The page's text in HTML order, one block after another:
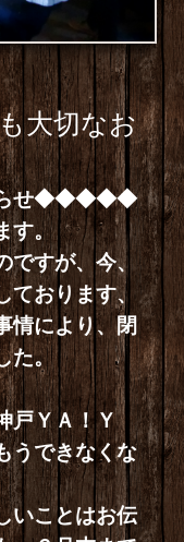
切なお
らせ◆◆◆◆◆
す。
ですが、今、
ております、
情により、閉
た。
戸ＹＡ！Ｙ
うできなくな
いことはお伝